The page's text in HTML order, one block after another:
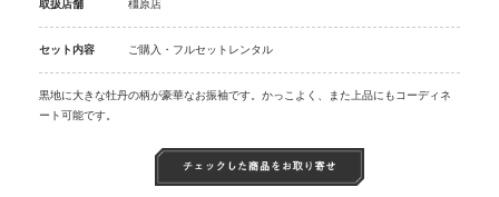
取扱店舗 橿原店
セット内容 ご購入・フルセットレンタル
黒地に大きな牡丹の柄が豪華なお振袖です。かっこよく、また上品にもコーディネ
ート可能です。